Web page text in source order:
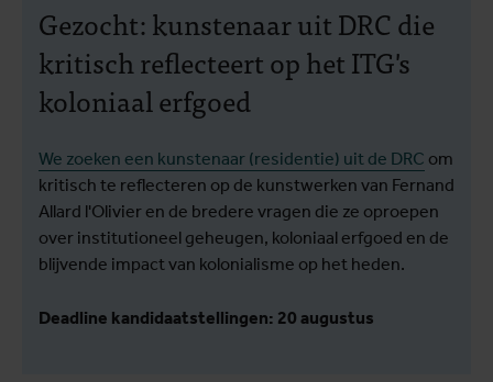
Gezocht: kunstenaar uit DRC die
kritisch reflecteert op het ITG's
koloniaal erfgoed
We zoeken een kunstenaar (residentie) uit de DRC om
kritisch te reflecteren op de kunstwerken van Fernand
Allard l'Olivier en de bredere vragen die ze oproepen
over institutioneel geheugen, koloniaal erfgoed en de
blijvende impact van kolonialisme op het heden.
Deadline kandidaatstellingen: 20 augustus